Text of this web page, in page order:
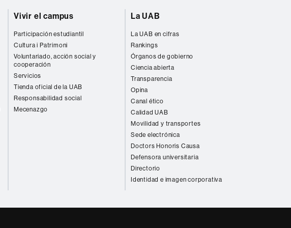
Vivir el campus
Participación estudiantil
Cultura i Patrimoni
Voluntariado, acción social y
cooperación
Servicios
Tienda oficial de la UAB
Responsabilidad social
Mecenazgo
La UAB
La UAB en cifras
Rankings
Órganos de gobierno
Ciencia abierta
Transparencia
Opina
Canal ético
Calidad UAB
Movilidad y transportes
Sede electrónica
Doctors Honoris Causa
Defensora universitaria
Directorio
Identidad e imagen corporativa